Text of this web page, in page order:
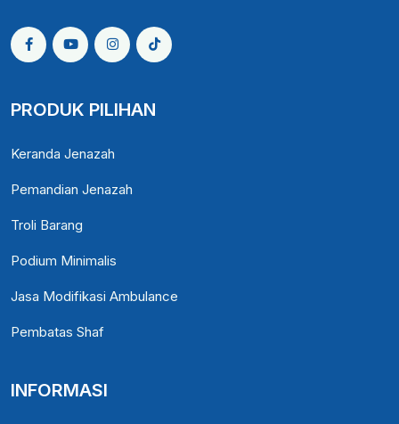
PRODUK PILIHAN
Keranda Jenazah
Pemandian Jenazah
Troli Barang
Podium Minimalis
Jasa Modifikasi Ambulance
Pembatas Shaf
INFORMASI